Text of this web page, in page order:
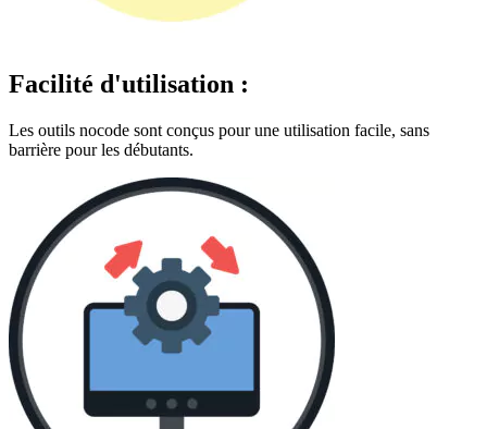
Facilité d'utilisation :
Les outils nocode sont conçus pour une utilisation facile, sans
barrière pour les débutants.